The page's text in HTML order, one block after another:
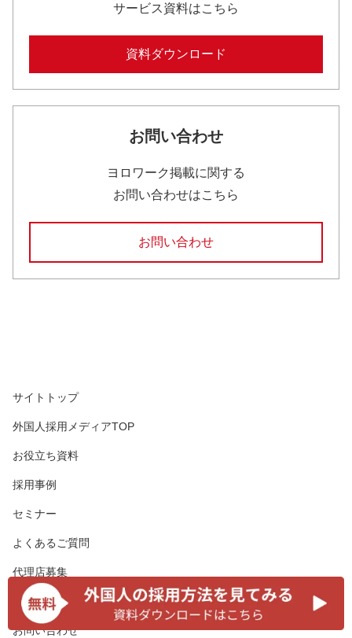
サービス資料はこちら
資料ダウンロード
お問い合わせ
ヨロワーク掲載に関する
お問い合わせはこちら
お問い合わせ
サイトトップ
外国人採用メディアTOP
お役立ち資料
採用事例
セミナー
よくあるご質問
代理店募集
運営会社
お問い合わせ